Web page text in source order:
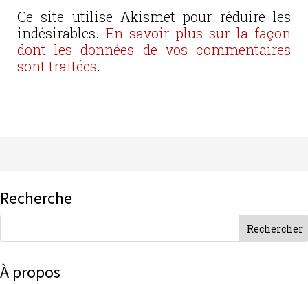
Ce site utilise Akismet pour réduire les
indésirables. En savoir plus sur la façon
dont les données de vos commentaires
sont traitées.
Recherche
À propos